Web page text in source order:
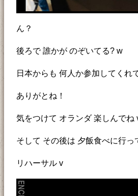
ん？
後ろで 誰かが のぞいてる? w
日本からも 何人か参加してくれ
ありがとね！
気をつけて オランダ 楽しんでね
そして その後は 夕飯食べに行っ
リハーサル v